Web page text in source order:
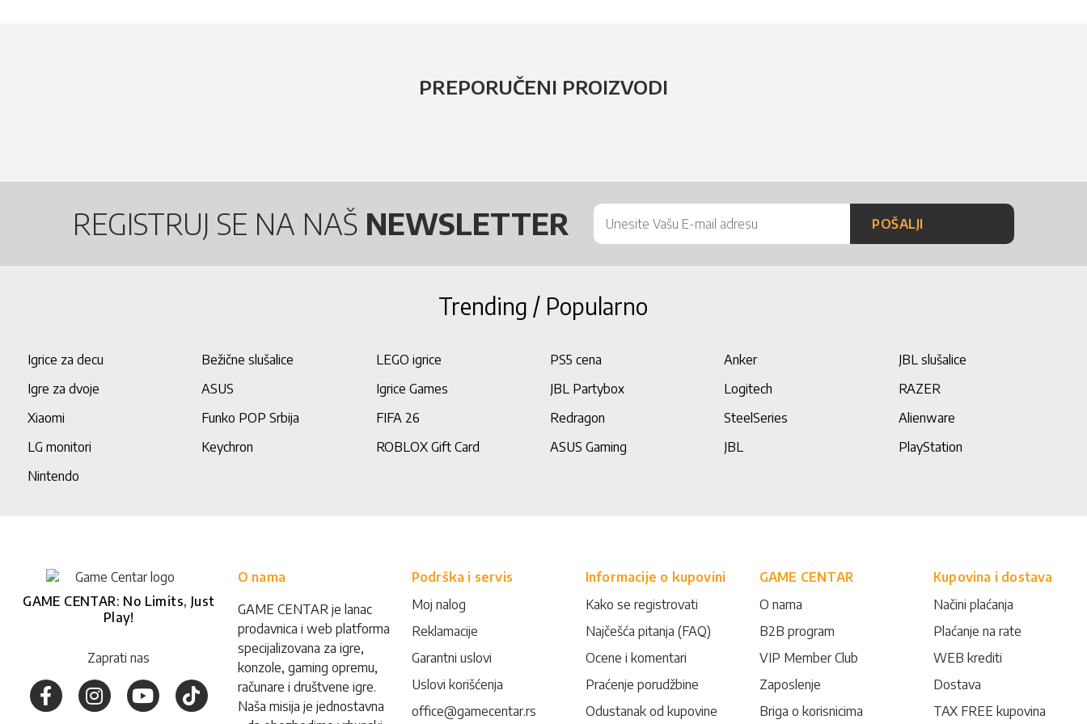
PREPORUČENI PROIZVODI
REGISTRUJ SE NA NAŠ NEWSLETTER POŠALJI
Trending / Popularno
Igrice za decu Bežične slušalice LEGO igrice PS5 cena Anker
JBL slušalice
Igre za dvoje
ASUS Igrice Games JBL Partybox Logitech
RAZER
Xiaomi
Funko POP Srbija FIFA 26 Redragon SteelSeries
Alienware
LG monitori
Keychron ROBLOX Gift Card ASUS Gaming JBL
PlayStation
Nintendo
GAME CENTAR: No Limits, Just
Play!
Zaprati nas
O nama
GAME CENTAR je lanac
prodavnica i web platforma
specijalizovana za igre,
konzole, gaming opremu,
računare i društvene igre.
Naša misija je jednostavna
Podrška i servis
Moj nalog
Reklamacije
Garantni uslovi
Uslovi korišćenja
office@gamecentar.rs
Informacije o kupovini
Kako se registrovati
Najčešća pitanja (FAQ)
Ocene i komentari
Praćenje porudžbine
Odustanak od kupovine
GAME CENTAR
O nama
B2B program
VIP Member Club
Zaposlenje
Briga o korisnicima
Kupovina i dostava
Načini plaćanja
Plaćanje na rate
WEB krediti
Dostava
TAX FREE kupovina